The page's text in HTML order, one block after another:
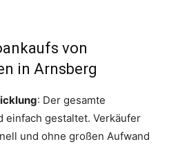
von
in Arnsberg
: Der gesamte
einfach gestaltet. Verkäufer
und ohne großen Aufwand